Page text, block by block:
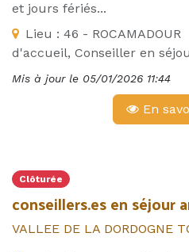
et jours fériés...
Lieu : 46 - ROCAMADOUR
d'accueil, Conseiller en
Mis à jour le 05/01/2026 11:44
En
Clôturée
conseillers.es en séjour
VALLEE DE LA DORDOGNE